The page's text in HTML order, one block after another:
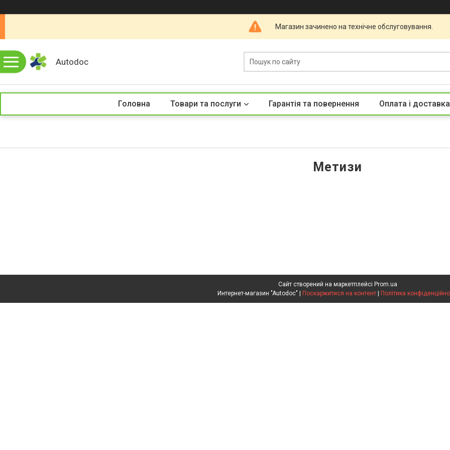
Магазин зачинено на технічне обслуговування.
Autodoc
Головна Товари та послуги Гарантія та повернення Оплата і доставка
Метизи
Сайт створений на маркетплейсі Prom.ua
Поскаржитися на контент Політика